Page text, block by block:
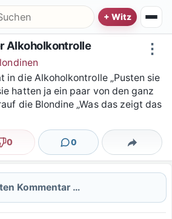
nach:
⋮
Alkoholkontrolle
in die Alkoholkontrolle „Pusten sie
hatten ja ein paar von den ganz
die Blondine „Was das zeigt das
Nicht lustig
0 0
Kommentare Teilen
Kommentar …